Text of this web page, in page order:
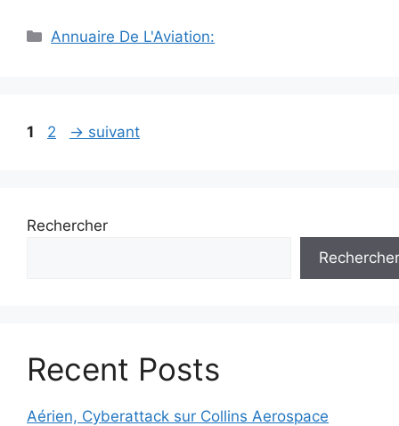
Catégories
Annuaire De L'Aviation:
Navigation
Page
1 Page
2 → suivant
Rechercher
Rechercher
Recent Posts
Aérien, Cyberattack sur Collins Aerospace